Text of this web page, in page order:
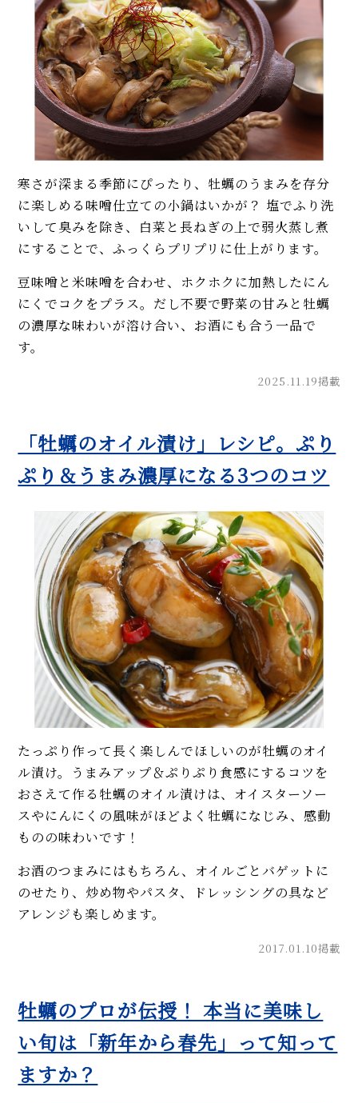
寒さが深まる季節にぴったり、牡蠣のうまみを存分
に楽しめる味噌仕立ての小鍋はいかが？ 塩でふり洗
いして臭みを除き、白菜と長ねぎの上で弱火蒸し煮
にすることで、ふっくらプリプリに仕上がります。
豆味噌と米味噌を合わせ、ホクホクに加熱したにん
にくでコクをプラス。だし不要で野菜の甘みと牡蠣
の濃厚な味わいが溶け合い、お酒にも合う一品で
す。
2025.11.19掲載
「牡蠣のオイル漬け」レシピ。ぷり
ぷり＆うまみ濃厚になる3つのコツ
たっぷり作って長く楽しんでほしいのが牡蠣のオイ
ル漬け。うまみアップ＆ぷりぷり食感にするコツを
おさえて作る牡蠣のオイル漬けは、オイスターソー
スやにんにくの風味がほどよく牡蠣になじみ、感動
ものの味わいです！
お酒のつまみにはもちろん、オイルごとバゲットに
のせたり、炒め物やパスタ、ドレッシングの具など
アレンジも楽しめます。
2017.01.10掲載
牡蠣のプロが伝授！ 本当に美味し
い旬は「新年から春先」って知って
ますか？